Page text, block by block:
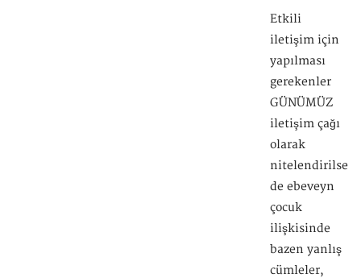
Etkili
iletişim için
yapılması
gerekenler
GÜNÜMÜZ
iletişim çağı
olarak
nitelendirilse
de ebeveyn
çocuk
ilişkisinde
bazen yanlış
cümleler,